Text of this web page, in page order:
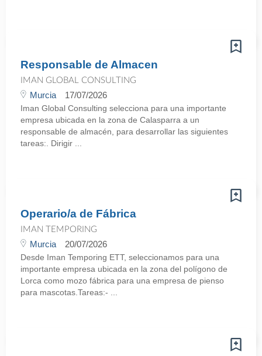
Responsable de Almacen
IMAN GLOBAL CONSULTING
Murcia 17/07/2026
Iman Global Consulting selecciona para una importante
empresa ubicada en la zona de Calasparra a un
responsable de almacén, para desarrollar las siguientes
tareas:. Dirigir ...
Operario/a de Fábrica
IMAN TEMPORING
Murcia 20/07/2026
Desde Iman Temporing ETT, seleccionamos para una
importante empresa ubicada en la zona del polígono de
Lorca como mozo fábrica para una empresa de pienso
para mascotas.Tareas:- ...